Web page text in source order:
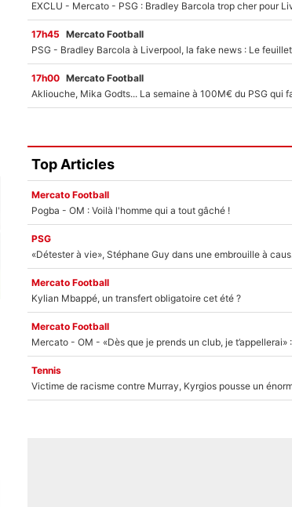
17h45 Mercato Football
17h00 Mercato Football
Top Articles
Mercato Football
Pogba - OM : Voilà l'homme qui a tout gâché !
PSG
Mercato Football
Kylian Mbappé, un transfert obligatoire cet été ?
Mercato Football
Tennis